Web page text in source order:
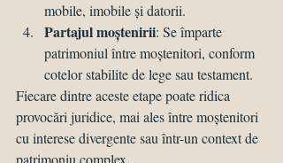
mobile, imobile și datorii.
Partajul moștenirii: Se împarte
patrimoniul între moștenitori, conform
cotelor stabilite de lege sau testament.
Fiecare dintre aceste etape poate ridica
provocări juridice, mai ales între moștenitori
cu interese divergente sau într-un context de